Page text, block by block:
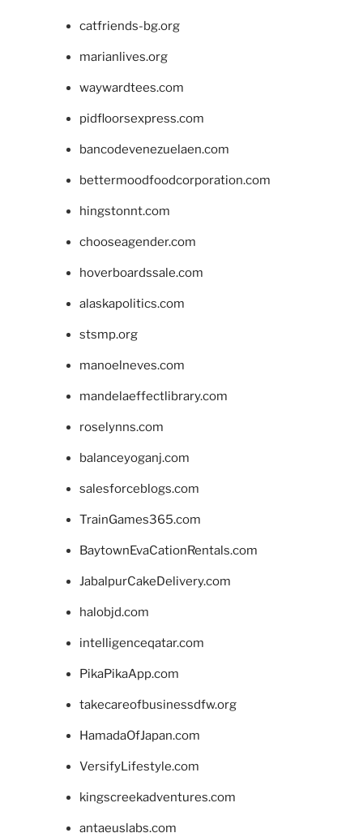
catfriends-bg.org
marianlives.org
waywardtees.com
pidfloorsexpress.com
bancodevenezuelaen.com
bettermoodfoodcorporation.com
hingstonnt.com
chooseagender.com
hoverboardssale.com
alaskapolitics.com
stsmp.org
manoelneves.com
mandelaeffectlibrary.com
roselynns.com
balanceyoganj.com
salesforceblogs.com
TrainGames365.com
BaytownEvaCationRentals.com
JabalpurCakeDelivery.com
halobjd.com
intelligenceqatar.com
PikaPikaApp.com
takecareofbusinessdfw.org
HamadaOfJapan.com
VersifyLifestyle.com
kingscreekadventures.com
antaeuslabs.com